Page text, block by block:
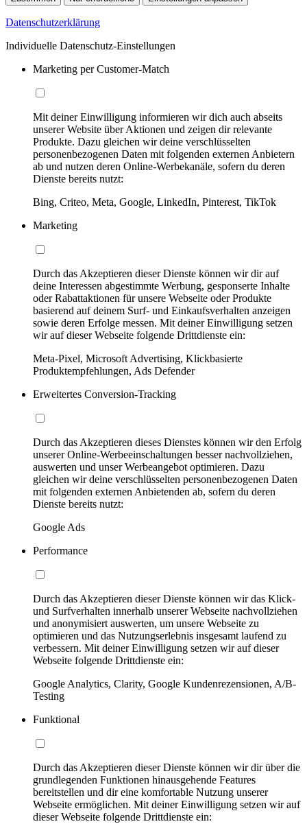
Datenschutzerklärung
Individuelle Datenschutz-Einstellungen
Marketing per Customer-Match
Mit deiner Einwilligung informieren wir dich auch abseits
unserer Website über Aktionen und zeigen dir relevante
Produkte. Dazu gleichen wir deine verschlüsselten
personenbezogenen Daten mit folgenden externen Anbietern
ab und nutzen deren Online-Werbekanäle, sofern du deren
Dienste bereits nutzt:
Bing, Criteo, Meta, Google, LinkedIn, Pinterest, TikTok
Marketing
Durch das Akzeptieren dieser Dienste können wir dir auf
deine Interessen abgestimmte Werbung, gesponserte Inhalte
oder Rabattaktionen für unsere Webseite oder Produkte
basierend auf deinem Surf- und Einkaufsverhalten anzeigen
sowie deren Erfolge messen. Mit deiner Einwilligung setzen
wir auf dieser Webseite folgende Drittdienste ein:
Meta-Pixel, Microsoft Advertising, Klickbasierte
Produktempfehlungen, Ads Defender
Erweitertes Conversion-Tracking
Durch das Akzeptieren dieses Dienstes können wir den Erfolg
unserer Online-Werbeeinschaltungen besser nachvollziehen,
auswerten und unser Werbeangebot optimieren. Dazu
gleichen wir deine verschlüsselten personenbezogenen Daten
mit folgenden externen Anbietenden ab, sofern du deren
Dienste bereits nutzt:
Google Ads
Performance
Durch das Akzeptieren dieser Dienste können wir das Klick-
und Surfverhalten innerhalb unserer Webseite nachvollziehen
und anonymisiert auswerten, um unsere Webseite zu
optimieren und das Nutzungserlebnis insgesamt laufend zu
verbessern. Mit deiner Einwilligung setzen wir auf dieser
Webseite folgende Drittdienste ein:
Google Analytics, Clarity, Google Kundenrezensionen, A/B-
Testing
Funktional
Durch das Akzeptieren dieser Dienste können wir dir über die
grundlegenden Funktionen hinausgehende Features
bereitstellen und dir eine komfortable Nutzung unserer
Webseite ermöglichen. Mit deiner Einwilligung setzen wir auf
dieser Webseite folgende Drittdienste ein: